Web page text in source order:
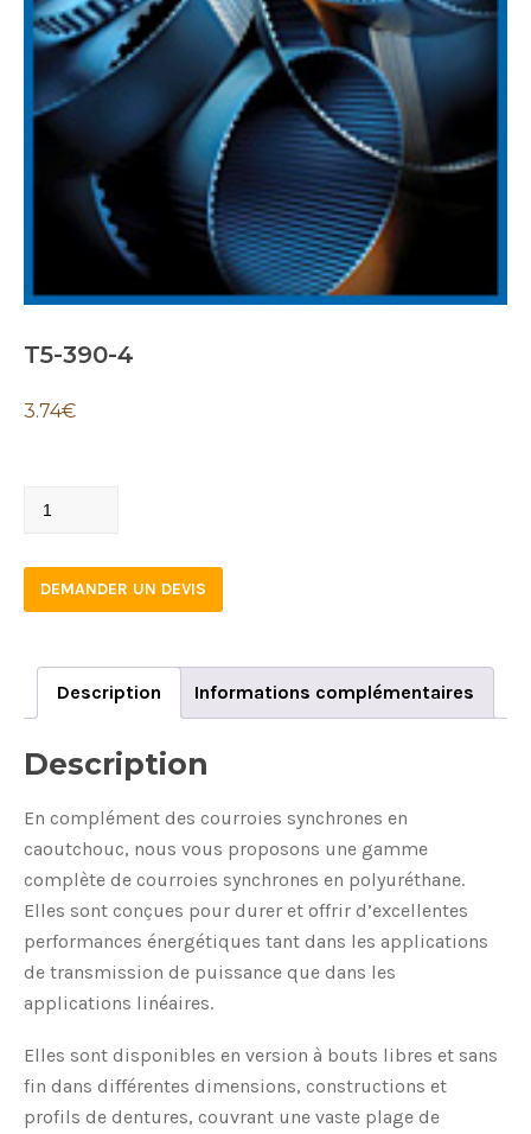
T5-390-4
3.74€
T5-
4
quantity
DEMANDER UN DEVIS
Description Informations complémentaires
Description
En complément des courroies synchrones en
caoutchouc, nous vous proposons une gamme
complète de courroies synchrones en polyuréthane.
Elles sont conçues pour durer et offrir d’excellentes
performances énergétiques tant dans les applications
de transmission de puissance que dans les
applications linéaires.
Elles sont disponibles en version à bouts libres et sans
fin dans différentes dimensions, constructions et
profils de dentures, couvrant une vaste plage de